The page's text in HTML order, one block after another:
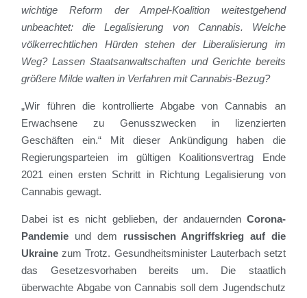
wichtige Reform der Ampel-Koalition weitestgehend
unbeachtet: die Legalisierung von Cannabis. Welche
völkerrechtlichen Hürden stehen der Liberalisierung im
Weg? Lassen Staatsanwaltschaften und Gerichte bereits
größere Milde walten in Verfahren mit Cannabis-Bezug?
„Wir führen die kontrollierte Abgabe von Cannabis an
Erwachsene zu Genusszwecken in lizenzierten
Geschäften ein.“ Mit dieser Ankündigung haben die
Regierungsparteien im gültigen Koalitionsvertrag Ende
2021 einen ersten Schritt in Richtung Legalisierung von
Cannabis gewagt.
Dabei ist es nicht geblieben, der andauernden Corona-
Pandemie und dem russischen Angriffskrieg auf die
Ukraine zum Trotz. Gesundheitsminister Lauterbach setzt
das Gesetzesvorhaben bereits um. Die staatlich
überwachte Abgabe von Cannabis soll dem Jugendschutz